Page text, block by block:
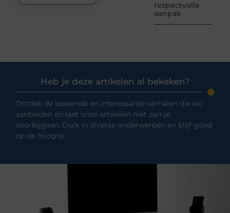
respectvolle
aanpak
Heb je deze artikelen al bekeken?
Ontdek de boeiende en interessante verhalen die wij
aanbieden en laat onze artikelen niet aan je
voorbijgaan. Duik in diverse onderwerpen en blijf goed
op de hoogte.